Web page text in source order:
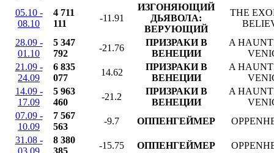
05.10 -
08.10
4 711
111
-11.91
ИЗГОНЯЮЩИЙ
ДЬЯВОЛА:
ВЕРУЮЩИЙ
THE
28.09 -
01.10
5 347
792
-21.76
ПРИЗРАКИ В
ВЕНЕЦИИ
A
21.09 -
24.09
6 835
077
14.62
ПРИЗРАКИ В
ВЕНЕЦИИ
A
14.09 -
17.09
5 963
460
-21.2
ПРИЗРАКИ В
ВЕНЕЦИИ
A
07.09 -
10.09
7 567
563
-9.7 ОППЕНГЕЙМЕР
31.08 -
8 380
-15.75 ОППЕНГЕЙМЕР